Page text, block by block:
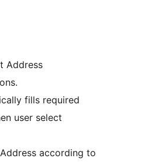
Address
fills required
user select
according to